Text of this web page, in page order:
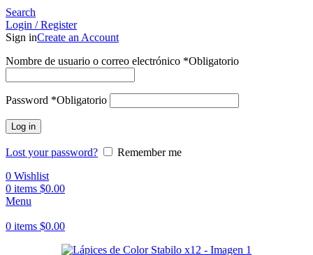
Search
Login / Register
Sign inCreate an Account
Nombre de usuario o correo electrónico *Obligatorio
Password *Obligatorio
Log in
Lost your password?
Remember me
0 Wishlist
0 items $0.00
Menu
0 items $0.00